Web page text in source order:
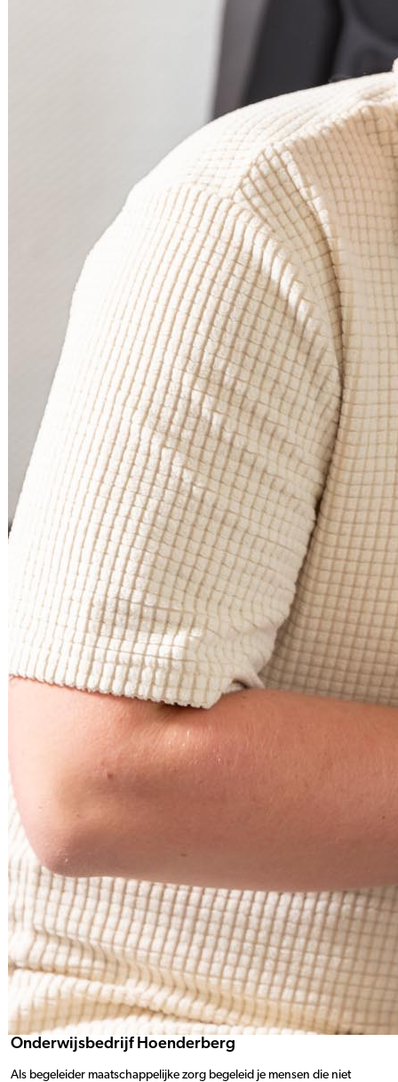
Onderwijsbedrijf Hoenderberg
Als begeleider maatschappelijke zorg begeleid je mensen die niet